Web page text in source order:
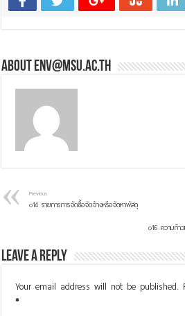
About env@msu.ac.th
Previous
o14 รายการการจัดซื้อจัดจ้างหรือจัดหาพัสดุ
o16 ความก้า
Leave a Reply
Your email address will not be published.
*